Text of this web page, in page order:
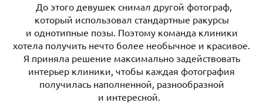
До этого девушек снимал другой фотограф,
который использовал стандартные ракурсы
и однотипные позы. Поэтому команда клиники
хотела получить нечто более необычное и красивое.
Я приняла решение максимально задействовать
интерьер клиники, чтобы каждая фотография
получилась наполненной, разнообразной
и интересной.